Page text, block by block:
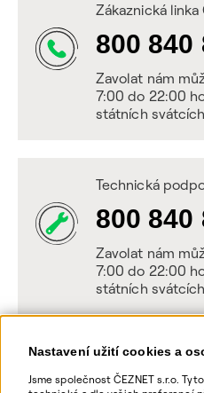
Nastavení užití cookies a
Jsme společnost ČEZNET s.r.o.
Zákaznická linka
800 840
Zavolat nám
7:00 do 22:00
státních
Technická
800 840
Zavolat nám
7:00 do 22:00
státních
Napište nám